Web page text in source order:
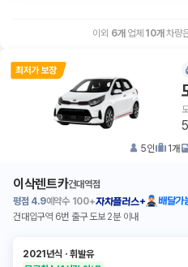
이외 6개 업체 10개 차량
5인 1개
이삭렌트카건대역점
평점 4.9예약수 100+자차플러스+
배달가
건대입구역 6번 출구 도보 2분 이내
2021년식 ㆍ휘발유